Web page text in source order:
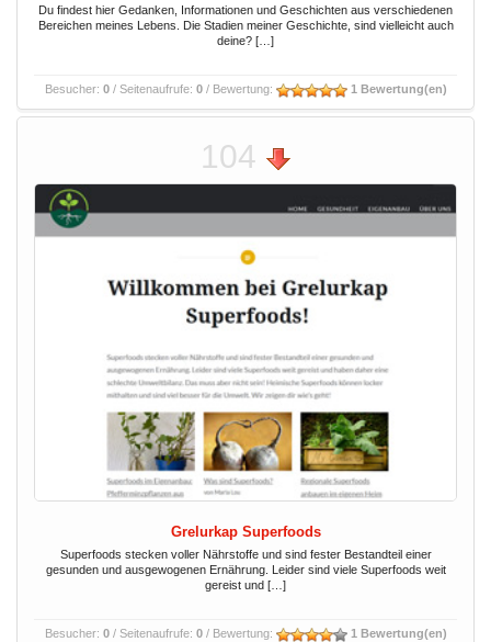
Du findest hier Gedanken, Informationen und Geschichten aus verschiedenen
Bereichen meines Lebens. Die Stadien meiner Geschichte, sind vielleicht auch
deine? […]
Besucher: 0/ Seitenaufrufe: 0/ Bewertung: 1 Bewertung(en)
104
Grelurkap Superfoods
Superfoods stecken voller Nährstoffe und sind fester Bestandteil einer
gesunden und ausgewogenen Ernährung. Leider sind viele Superfoods weit
gereist und […]
Besucher: 0/ Seitenaufrufe: 0/ Bewertung: 1 Bewertung(en)